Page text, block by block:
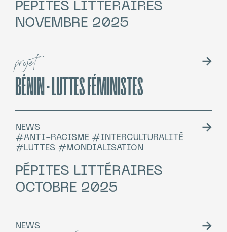
PÉPITES LITTÉRAIRES
NOVEMBRE 2025
projet
BÉNIN · LUTTES FÉMINISTES
NEWS
#ANTI-RACISME #INTERCULTURALITÉ
#LUTTES #MONDIALISATION
PÉPITES LITTÉRAIRES
OCTOBRE 2025
NEWS